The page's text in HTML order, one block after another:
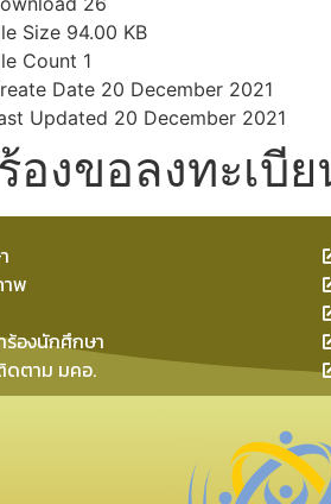
Size 94.00 KB
Count 1
Date 20 December 2021
Updated 20 December 2021
องขอลงทะเบี
พ
ร้องนักศึกษา
ดตาม มคอ.